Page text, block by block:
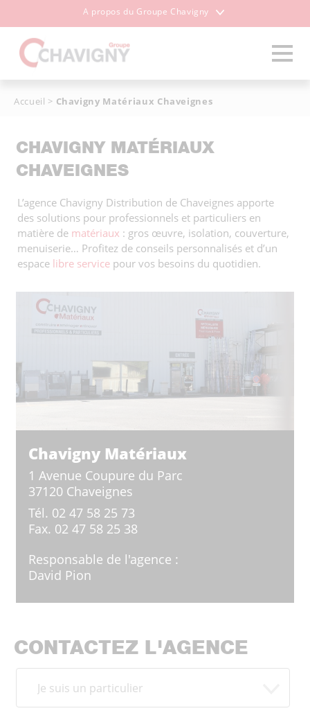
A propos du Groupe Chavigny
Accueil > Chavigny Matériaux Chaveignes
CHAVIGNY MATÉRIAUX
CHAVEIGNES
L’agence Chavigny Distribution de Chaveignes apporte
des solutions pour professionnels et particuliers en
matière de matériaux : gros œuvre, isolation, couverture,
menuiserie… Profitez de conseils personnalisés et d’un
espace libre service pour vos besoins du quotidien.
Chavigny Matériaux
1 Avenue Coupure du Parc
37120 Chaveignes
Tél. 02 47 58 25 73
Fax. 02 47 58 25 38
Responsable de l'agence :
David Pion
CONTACTEZ L'AGENCE